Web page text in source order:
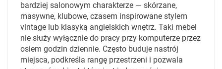
bardziej salonowym charakterze — skórzane,
masywne, klubowe, czasem inspirowane stylem
vintage lub klasyką angielskich wnętrz. Taki mebel
nie służy wyłącznie do pracy przy komputerze przez
osiem godzin dziennie. Często buduje nastrój
miejsca, podkreśla rangę przestrzeni i pozwala